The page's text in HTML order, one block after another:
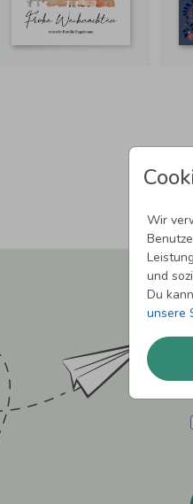
Wir
und
Du
unsere